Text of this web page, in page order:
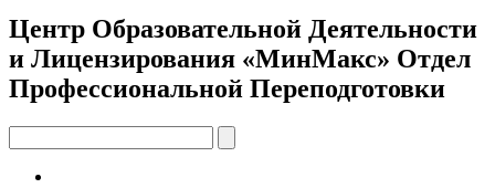
Центр Образовательной Деятельности
и Лицензирования «МинМакс» Отдел
Профессиональной Переподготовки